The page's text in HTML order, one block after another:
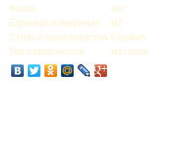
Фаска
нет
Единица измерения
м2
Страна производства Сербия
Тип поверхности
матовая